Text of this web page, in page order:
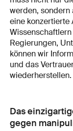
werden, sondern
eine konzertierte
Regierungen,
können wir
und das
wiederherstellen.
Das
gegen